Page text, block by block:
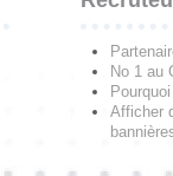
No 1 au
Afficher